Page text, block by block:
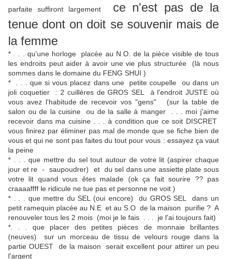
parfaite suffiront largement
ce n'est pas de la
tenue dont on doit se souvenir mais de
la femme
* . .
qu'une horloge placée au N.O. de la pièce visible de tous
les endroits peut aider à avoir une vie plus structurée (là nous
sommes dans le domaine du FENG SHUI )
* . . . que si vous placez dans une petite coupelle ou dans un
joli coquetier : 2 cuillères de GROS SEL à l'endroit JUSTE où
vous avez l'habitude de recevoir vos "gens" (sur la table de
salon ou de la cuisine ou de la salle à manger . . . moi j'aime
recevoir dans ma cuisine . . . à condition que ce soit DISCRET
vous finirez par éliminer pas mal de monde que se fiche bien de
vous et qui ne sont pas faites du tout pour vous : essayez ça vaut
la peine
* . . . que mettre du sel tout autour de votre lit (aspirer chaque
jour et re - saupoudrer) et du sel dans une assiette plate sous
votre lit quand vous êtes malade (ok ça fait sourire ?? pas
craaaaffff le ridicule ne tue pas et personne ne voit )
* . . . que mettre du SEL (oui encore) du GROS SEL dans un
petit ramequin placée au N.E et au S.O de la maison purifie ? A
renouveler tous les 2 mois (moi je le fais . . . je l'ai toujours fait)
*.
que placer des petites pièces de monnaie brillantes
(neuves) sur un morceau de tissu de velours rouge dans la
partie OUEST de la maison serait excellent pour attirer un peu
l'argent